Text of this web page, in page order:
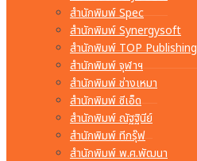
สำนักพิมพ์ Spec
สำนักพิมพ์ Synergysoft
สำนักพิมพ์ TOP Publishing
สำนักพิมพ์ จุฬาฯ
สำนักพิมพ์ ช่างเหมา
สำนักพิมพ์ ซีเอ็ด
สำนักพิมพ์ ณัฐฐินีย์
สำนักพิมพ์ ทีกรุ๊ฟ
สำนักพิมพ์ พ.ศ.พัฒนา